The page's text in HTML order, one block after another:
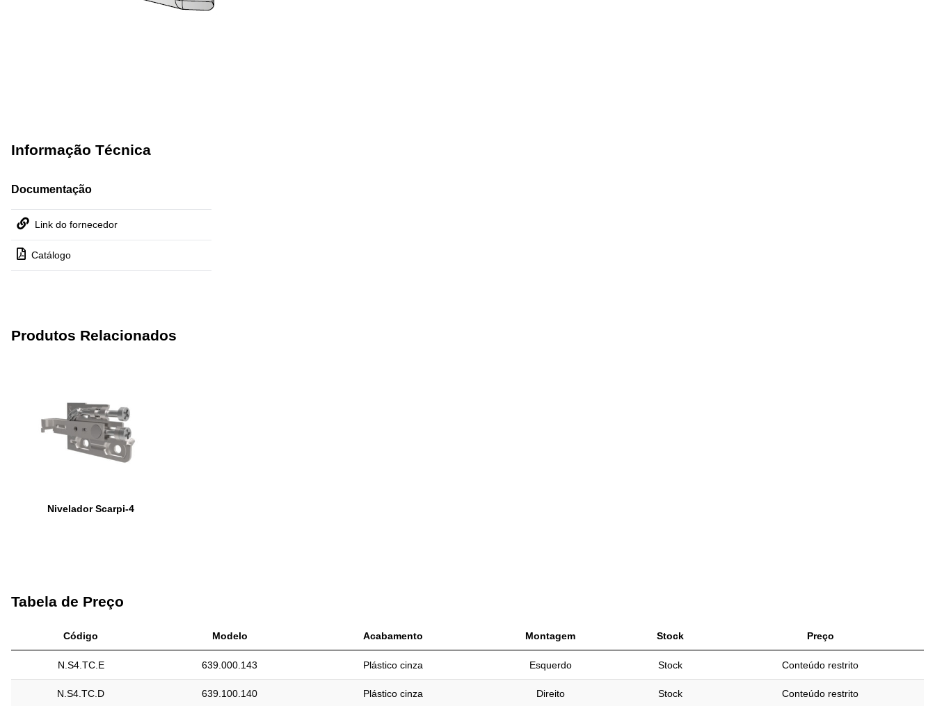
Informação Técnica
Documentação
Link do fornecedor
Catálogo
Produtos Relacionados
Nivelador Scarpi-4
Tabela de Preço
Código Modelo Acabamento Montagem Stock Preço
N.S4.TC.E 639.000.143 Plástico cinza Esquerdo Stock Conteúdo restrito
N.S4.TC.D 639.100.140 Plástico cinza Direito Stock Conteúdo restrito